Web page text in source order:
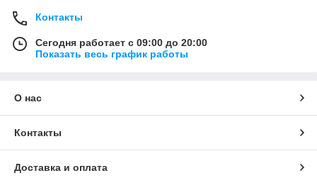
Контакты
Сегодня работает с 09:00 до 20:00
Показать весь график работы
О нас
Контакты
Доставка и оплата